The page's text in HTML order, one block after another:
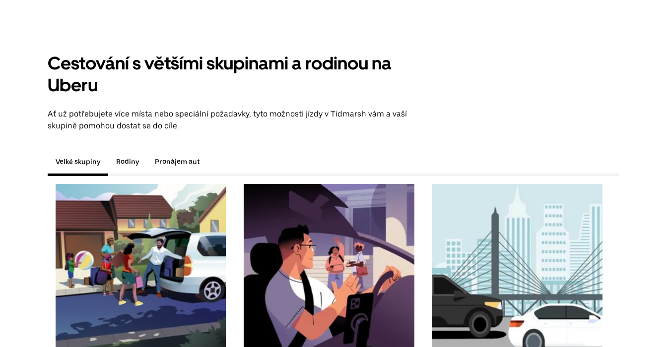
Cestování s většími skupinami a rodinou na
Uberu
Ať už potřebujete více místa nebo speciální požadavky, tyto možnosti jízdy v Tidmarsh vám a vaší
skupině pomohou dostat se do cíle.
Velké skupiny Rodiny Pronájem aut